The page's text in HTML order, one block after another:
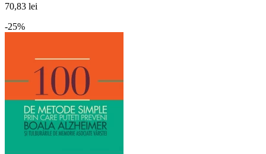
70,83 lei
-25%